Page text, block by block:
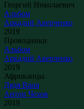
Георгий Николаевич
Альбом
Аркадий Аверченко
2019
Проводники
Альбом
Аркадий Аверченко
2019
Африканцы
Дядя Ваня
Антон Чехов
2019